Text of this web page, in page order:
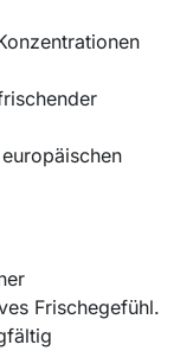
Frischegefühl.